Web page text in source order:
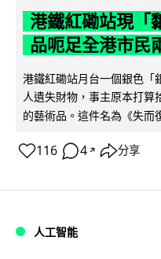
港鐵紅磡站現「
品呃足全港市民
港鐵紅磡站月台一個銀色「
人遺失財物，事主原本打算
的藝術品。這件名為《失而
116 4 ↗ 分享
人工智能